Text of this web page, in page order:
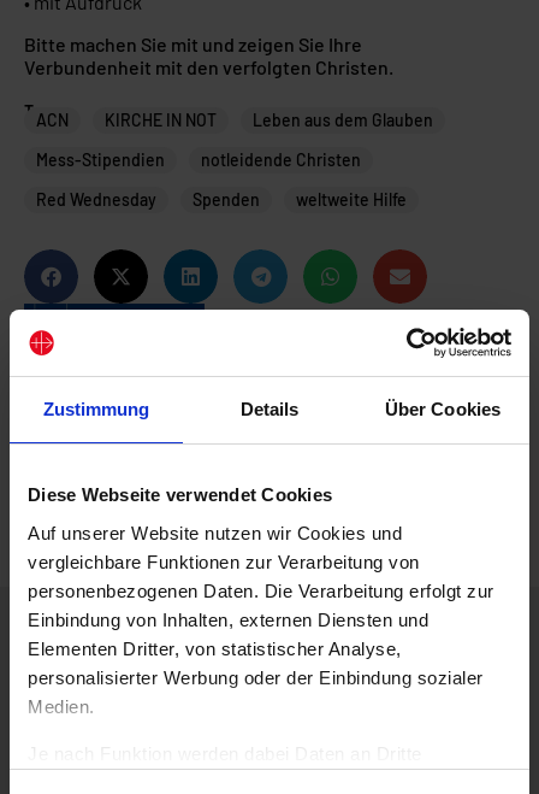
Zustimmung Details Über Cookies
Diese Webseite verwendet Cookies
Auf unserer Website nutzen wir Cookies und
vergleichbare Funktionen zur Verarbeitung von
personenbezogenen Daten. Die Verarbeitung erfolgt zur
Einbindung von Inhalten, externen Diensten und
Elementen Dritter, von statistischer Analyse,
personalisierter Werbung oder der Einbindung sozialer
Medien.
Bitte machen Sie mit und zeigen Sie Ihre
Verbundenheit mit den verfolgten Christen.
Tags
ACN KIRCHE IN NOT
Leben aus dem Glauben
Mess-Stipendien
notleidende Christen
Red Wednesday
Spenden weltweite Hilfe
Beschreibung
• Farbe: rot
• mit Aufdruck